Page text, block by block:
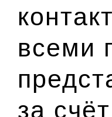
всеми
за